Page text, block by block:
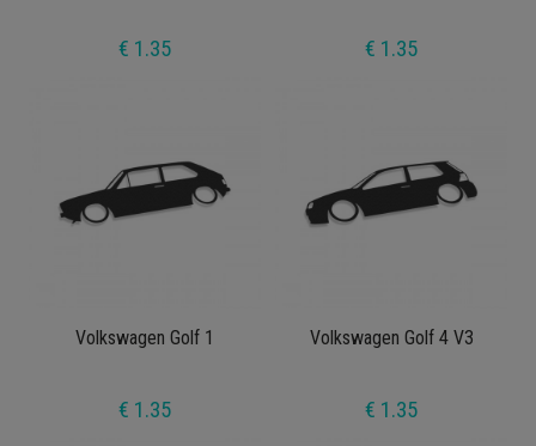
€ 1.35 € 1.35
Volkswagen Golf 1
€ 1.35
Volkswagen Golf 4 V3
€ 1.35